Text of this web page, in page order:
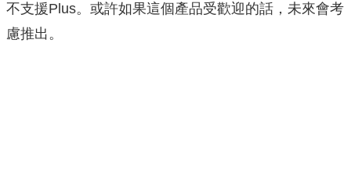
不支援Plus。或許如果這個產品受歡迎的話，未來會考
慮推出。